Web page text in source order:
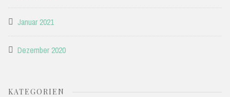
Januar 2021
Dezember 2020
KATEGORIEN